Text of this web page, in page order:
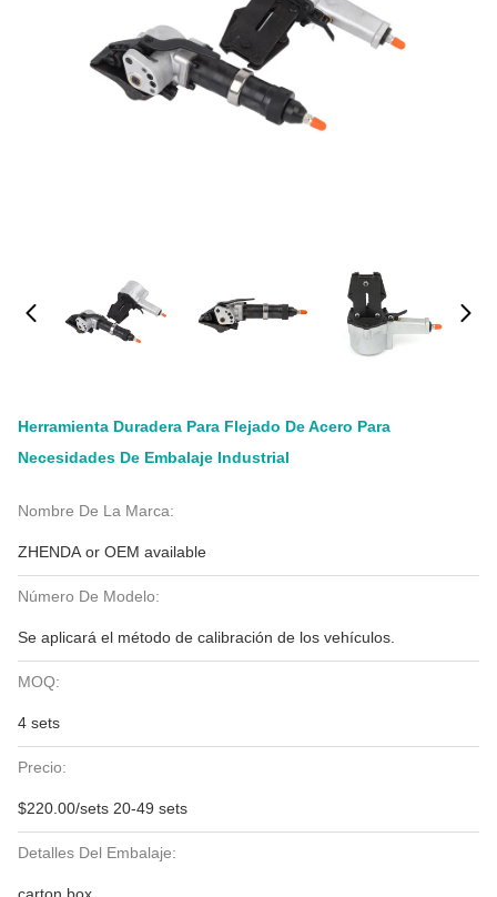
Herramienta Duradera Para Flejado De Acero Para
Necesidades De Embalaje Industrial
Nombre De La Marca:
ZHENDA or OEM available
Número De Modelo:
Se aplicará el método de calibración de los vehículos.
MOQ:
4 sets
Precio:
$220.00/sets 20-49 sets
Detalles Del Embalaje: